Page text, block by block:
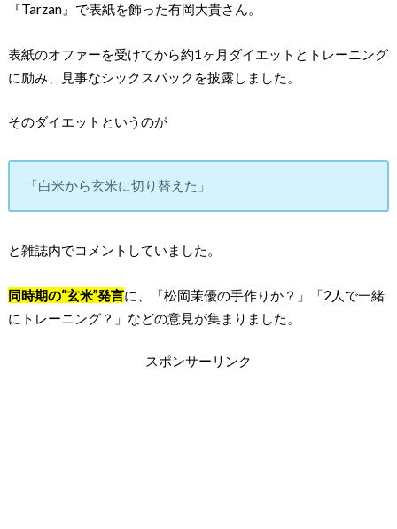
『Tarzan』で表紙を飾った有岡大貴さん。
表紙のオファーを受けてから約1ヶ月ダイエットとトレーニング
に励み、見事なシックスパックを披露しました。
そのダイエットというのが
「白米から玄米に切り替えた」
と雑誌内でコメントしていました。
同時期の“玄米”発言に、「松岡茉優の手作りか？」「2人で一緒
にトレーニング？」などの意見が集まりました。
スポンサーリンク